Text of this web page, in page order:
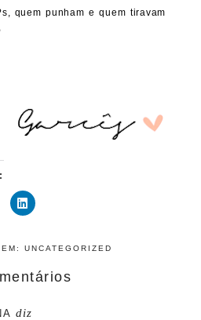
quem punham e quem tiravam
EM:UNCATEGORIZED
diz